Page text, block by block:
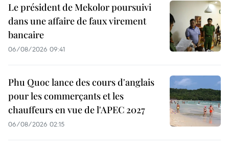
Le président de Mekolor poursuivi
dans une affaire de faux virement
bancaire
06/08/2026 09:41
Phu Quoc lance des cours d'anglais
pour les commerçants et les
chauffeurs en vue de l'APEC 2027
06/08/2026 02:15